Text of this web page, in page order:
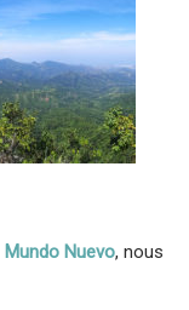
Mundo Nuevo, nous